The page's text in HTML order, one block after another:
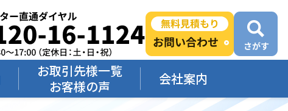
お取引先様一覧
お客様の声
会社案内